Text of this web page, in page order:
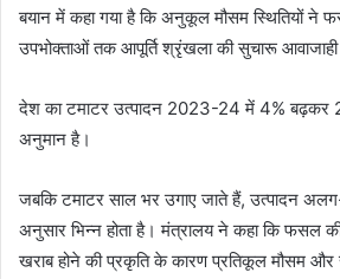
बयान में कहा गया है कि अनुकूल मौसम स्थितियों ने
उपभोक्ताओं तक आपूर्ति श्रृंखला की सुचारू आवाजाही
देश का टमाटर उत्पादन 2023-24 में 4% बढ़कर
अनुमान है।
जबकि टमाटर साल भर उगाए जाते हैं, उत्पादन
अनुसार भिन्न होता है। मंत्रालय ने कहा कि फसल
खराब होने की प्रकृति के कारण प्रतिकूल मौसम और